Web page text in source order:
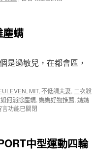
CasioEX-
自
拍
~
媽
媽
機
出
塵螨
是過敏兒，在都會區，
, MIT, 不低調夫妻, 二次殺
如何消除塵螨, 媽媽好物推薦, 媽媽
言功能已關閉
中型運動四輪